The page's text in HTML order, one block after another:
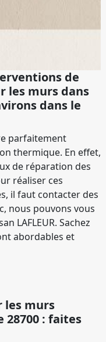
de
les murs dans
dans le
parfaitement
thermique. En effet,
de réparation des
réaliser ces
il faut contacter des
nous pouvons vous
LAFLEUR. Sachez
abordables et
les murs
: faites